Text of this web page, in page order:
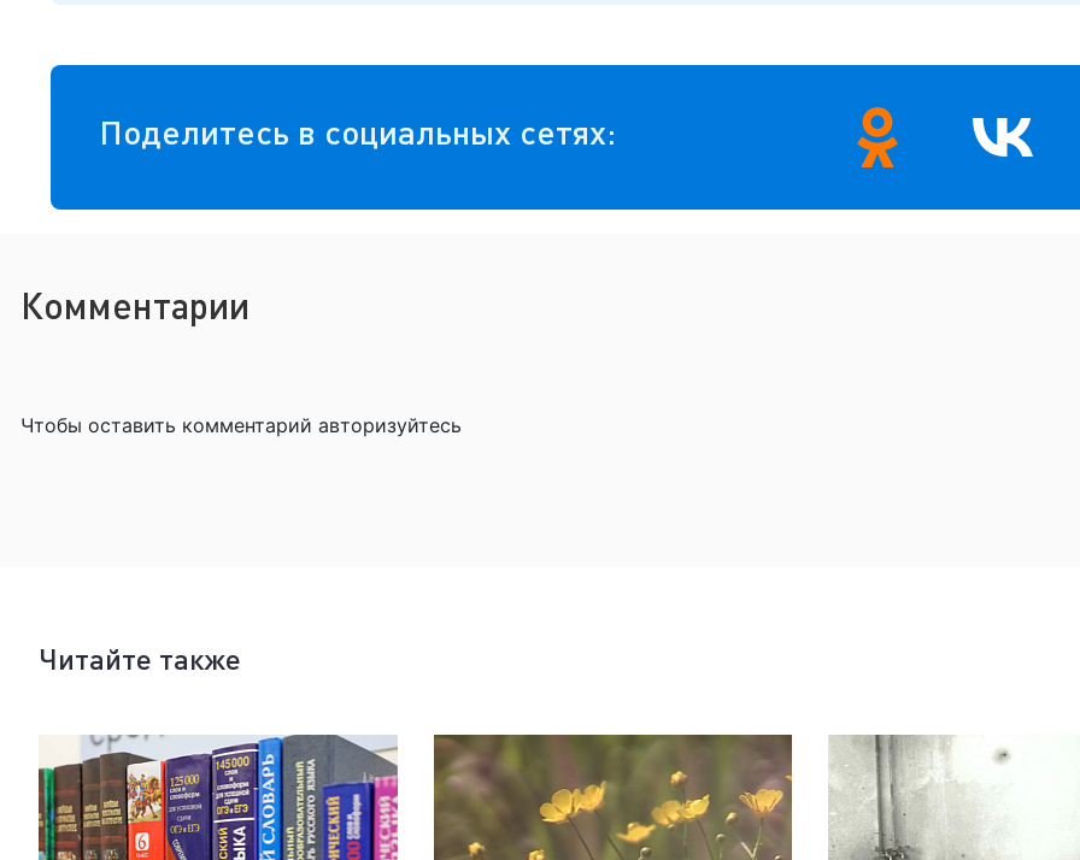
Поделитесь в социальных сетях:
Комментарии
Чтобы оставить комментарий авторизуйтесь
Читайте также